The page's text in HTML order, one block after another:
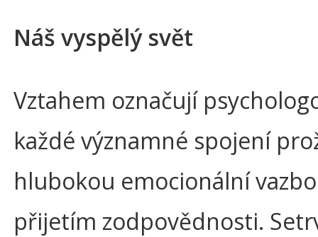
Náš vyspělý svět
Vztahem označují
každé významné spojení
hlubokou emocionální
přijetím zodpovědnosti.